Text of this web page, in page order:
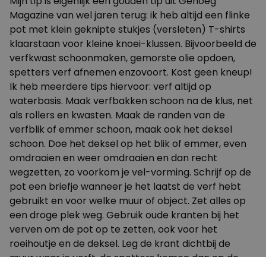
Magazine van wel jaren terug: ik heb altijd een flinke
pot met klein geknipte stukjes (versleten) T-shirts
klaarstaan voor kleine knoei-klussen. Bijvoorbeeld de
verfkwast schoonmaken, gemorste olie opdoen,
spetters verf afnemen enzovoort. Kost geen kneup!
Ik heb meerdere tips hiervoor: verf altijd op
waterbasis. Maak verfbakken schoon na de klus, net
als rollers en kwasten. Maak de randen van de
verfblik of emmer schoon, maak ook het deksel
schoon. Doe het deksel op het blik of emmer, even
omdraaien en weer omdraaien en dan recht
wegzetten, zo voorkom je vel-vorming. Schrijf op de
pot een briefje wanneer je het laatst de verf hebt
gebruikt en voor welke muur of object. Zet alles op
een droge plek weg. Gebruik oude kranten bij het
verven om de pot op te zetten, ook voor het
roeihoutje en de deksel. Leg de krant dichtbij de